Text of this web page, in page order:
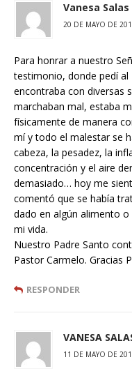
Vanesa Salas
20 DE MAYO DE
Para honrar a nuestro
testimonio, donde pedí
encontraba con diversas
marchaban mal, estaba
físicamente de manera
mí y todo el malestar se
cabeza, la pesadez, la
concentración y el aire
demasiado… hoy me
comentó que se había
dado en algún alimento
mi vida.
Nuestro Padre Santo
Pastor Carmelo. Gracias
RESPONDER
VANESA
11 DE MAYO DE